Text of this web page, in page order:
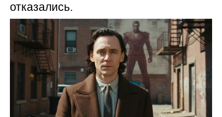
отказались.